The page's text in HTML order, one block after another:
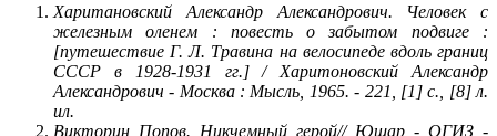
Харитановский Александр Александрович. Человек с
железным оленем : повесть о забытом подвиге :
[путешествие Г. Л. Травина на велосипеде вдоль границ
СССР в 1928-1931 гг.] / Харитоновский Александр
Александрович - Москва : Мысль, 1965. - 221, [1] с., [8] л.
ил.
Викторин Попов. Никчемный герой// Юшар - ОГИЗ -